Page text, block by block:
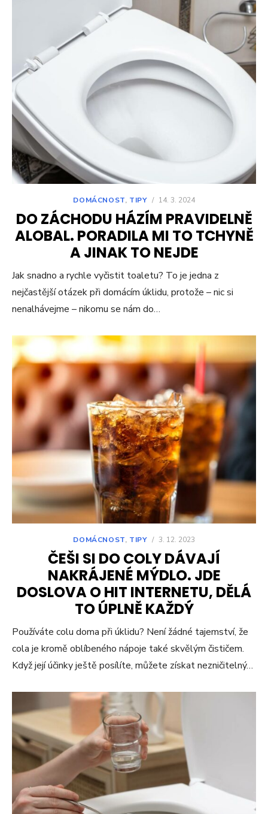
DOMÁCNOST, TIPY / 14. 3. 2024
DO ZÁCHODU HÁZÍM PRAVIDELNĚ
ALOBAL. PORADILA MI TO TCHYNĚ
A JINAK TO NEJDE
Jak snadno a rychle vyčistit toaletu? To je jedna z
nejčastější otázek při domácím úklidu, protože – nic si
nenalhávejme – nikomu se nám do…
DOMÁCNOST, TIPY / 3. 12. 2023
ČEŠI SI DO COLY DÁVAJÍ
NAKRÁJENÉ MÝDLO. JDE
DOSLOVA O HIT INTERNETU, DĚLÁ
TO ÚPLNĚ KAŽDÝ
Používáte colu doma při úklidu? Není žádné tajemství, že
cola je kromě oblíbeného nápoje také skvělým čističem.
Když její účinky ještě posílíte, můžete získat nezničitelný…